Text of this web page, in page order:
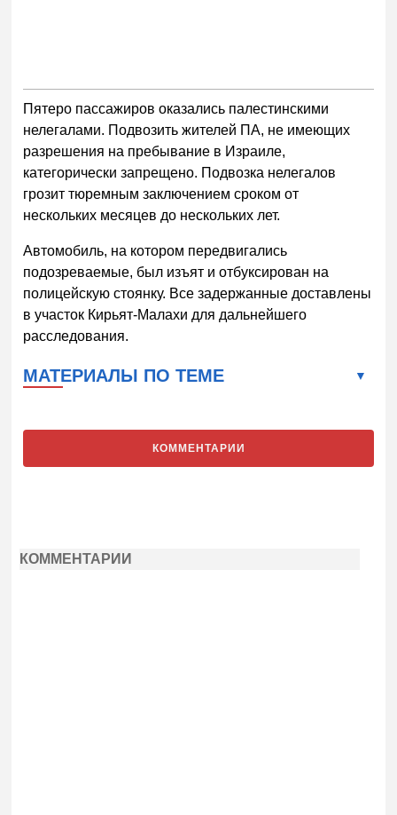
Пятеро пассажиров оказались палестинскими
нелегалами. Подвозить жителей ПА, не имеющих
разрешения на пребывание в Израиле,
категорически запрещено. Подвозка нелегалов
грозит тюремным заключением сроком от
нескольких месяцев до нескольких лет.
Автомобиль, на котором передвигались
подозреваемые, был изъят и отбуксирован на
полицейскую стоянку. Все задержанные доставлены
в участок Кирьят-Малахи для дальнейшего
расследования.
МАТЕРИАЛЫ ПО ТЕМЕ
КОММЕНТАРИИ
КОММЕНТАРИИ